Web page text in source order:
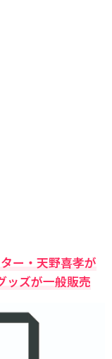
ー・天野喜孝が
ッズが一般販売